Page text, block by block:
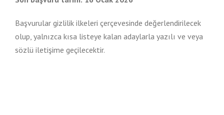
Başvurular gizlilik ilkeleri çerçevesinde değerlendirilecek
olup, yalnızca kısa listeye kalan adaylarla yazılı ve veya
sözlü iletişime geçilecektir.